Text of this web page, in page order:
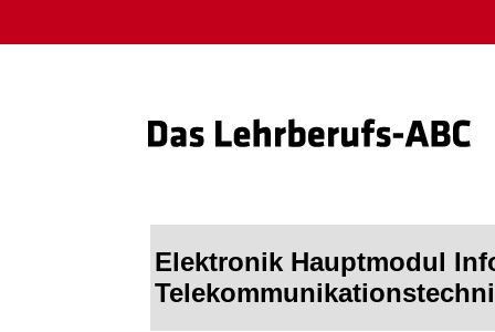
Elektronik Hauptmodul